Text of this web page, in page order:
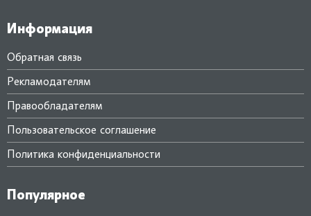
Информация
Обратная связь
Рекламодателям
Правообладателям
Пользовательское соглашение
Политика конфиденциальности
Популярное